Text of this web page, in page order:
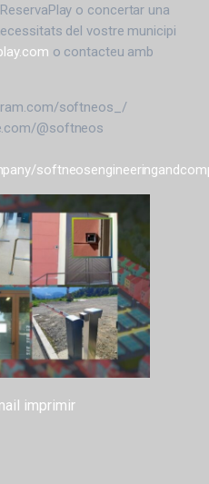
o concertar una
del vostre municipi
o contacteu amb
softneos_/
@softneos
imprimir